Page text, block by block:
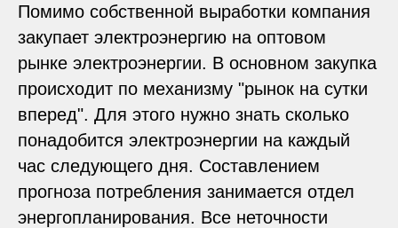
Помимо собственной выработки компания
закупает электроэнергию на оптовом
рынке электроэнергии. В основном закупка
происходит по механизму "рынок на сутки
вперед". Для этого нужно знать сколько
понадобится электроэнергии на каждый
час следующего дня. Составлением
прогноза потребления занимается отдел
энергопланирования. Все неточности